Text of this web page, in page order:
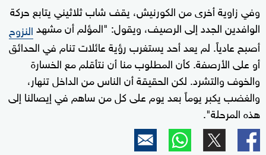
وفي زاوية أخرى من الكورنيش، يقف شاب ثلاثيني يتابع حركة
الوافدين الجدد إلى الرصيف، ويقول: "المؤلم أن مشهدالنزوح
أصبح عادياً. لم يعد أحد يستغرب رؤية عائلات تنام في الحدائق
أو على الأرصفة. كأن المطلوب منا أن نتأقلم مع الخسارة
والخوف والتشرد. لكن الحقيقة أن الناس من الداخل تنهار،
والغضب يكبر يوماً بعد يوم على كل من ساهم في إيصالنا إلى
هذه المرحلة".